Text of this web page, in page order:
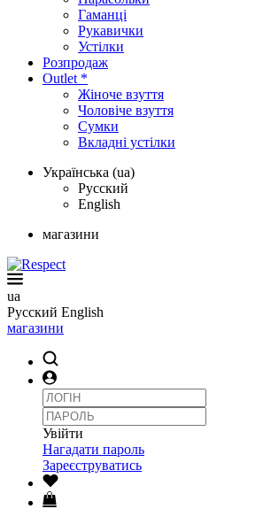
Гаманці
Рукавички
Устілки
Розпродаж
Outlet *
Жіноче взуття
Чоловіче взуття
Сумки
Вкладні устілки
Українська (ua)
Русский
English
магазини
ua
Русский English
магазини
Увійти
Нагадати пароль
Зареєструватись